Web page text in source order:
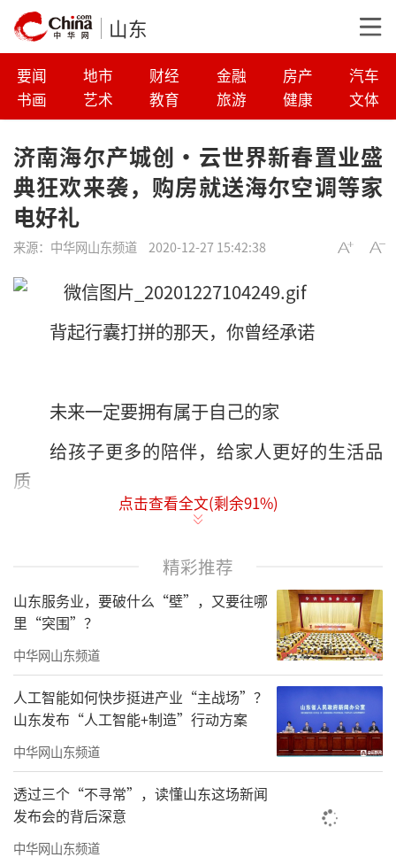
山东
要闻 地市 财经 金融 房产
汽车
书画
艺术 教育 旅游 健康 文体
济南海尔产城创·云世界新春置业盛
典狂欢来袭，购房就送海尔空调等家
电好礼
来源： 中华网山东频道 2020-12-27 15:42:38
背起行囊打拼的那天，你曾经承诺
未来一定要拥有属于自己的家
给孩子更多的陪伴，给家人更好的生活品
质
不知不觉间，一年就渐渐接近了尾声
大街小巷都开始传达来自节日的喜悦
你的承诺兑现了多少？
这一次，别再让愿望落空
......
点击查看全文(剩余91%)
精彩推荐
山东服务业，要破什么“壁”，又要往哪
里“突围”？
中华网山东频道
人工智能如何快步挺进产业“主战场”？
山东发布“人工智能+制造”行动方案
中华网山东频道
透过三个“不寻常”，读懂山东这场新闻
发布会的背后深意
中华网山东频道